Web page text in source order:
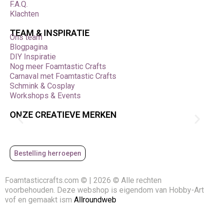
luxe metallic effect. De verf biedt een sterke dekking, snelle
droging en uitstekende hechting op diverse ondergronden.
expressiever, dieper en visueel aantrekkelijker.
BestelViva Maya-Gold Vuurrood 45 ml
Foamtastic Crafts
en geef jouw creaties een krachtige
metallic uitstraling vol warmte en karakter.
F.A.Q.
Klachten
TEAM & INSPIRATIE
Ons team
Blogpagina
DIY Inspiratie
Nog meer Foamtastic Crafts
Carnaval met Foamtastic Crafts
Schmink & Cosplay
Workshops & Events
ONZE CREATIEVE MERKEN
Bestelling herroepen
Foamtasticcrafts.com © | 2026 © Alle rechten
voorbehouden. Deze webshop is eigendom van Hobby-Art
vof en gemaakt ism Allroundweb